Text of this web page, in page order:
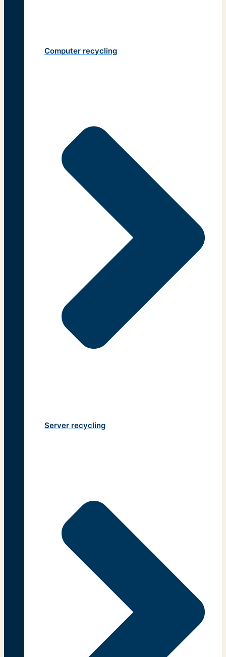
Computer recycling
Server recycling